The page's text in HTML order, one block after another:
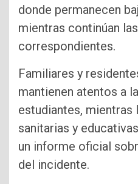
donde permanecen
mientras continúan
correspondientes.
Familiares y
mantienen atentos a
estudiantes, mientras
sanitarias y
un informe oficial
del incidente.